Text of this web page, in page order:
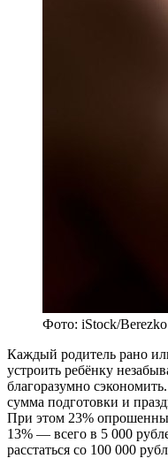
Фото: iStock/Berezko
Каждый родитель рано
устроить ребёнку
благоразумно
сумма подготовки и
При этом 23%
13% — всего в 5 000
расстаться со 100 000